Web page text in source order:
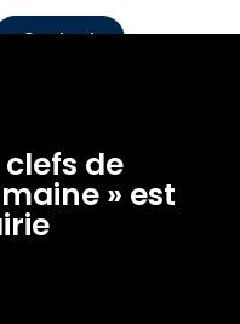
Contact
clefs de
» est